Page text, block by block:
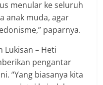
menular ke seluruh
anak muda, agar
paparnya.
Lukisan – Heti
pengantar
“Yang biasanya kita